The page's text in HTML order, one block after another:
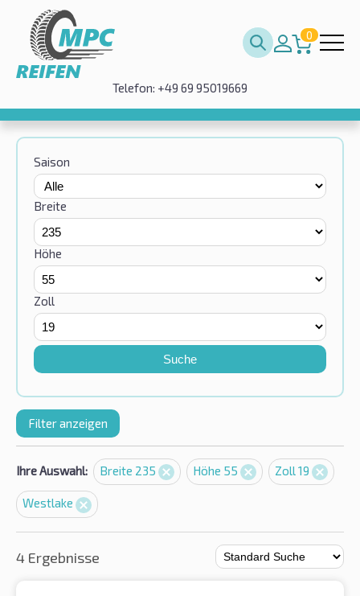
0
Telefon: +49 69 95019669
Saison
Breite
Höhe
Zoll
Suche
Filter anzeigen
Ihre Auswahl: Breite 235 Höhe 55 Zoll 19
Westlake
4 Ergebnisse